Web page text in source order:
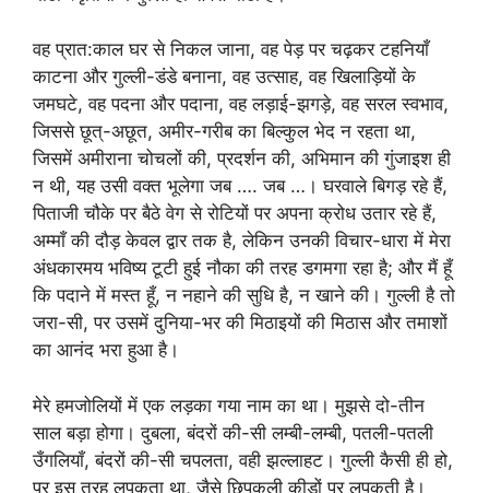
वह प्रात:काल घर से निकल जाना, वह पेड़ पर चढ़कर टहनियाँ
काटना और गुल्ली-डंडे बनाना, वह उत्साह, वह खिलाड़ियों के
जमघटे, वह पदना और पदाना, वह लड़ाई-झगड़े, वह सरल स्वभाव,
जिससे छूत्-अछूत, अमीर-गरीब का बिल्कुल भेद न रहता था,
जिसमें अमीराना चोचलों की, प्रदर्शन की, अभिमान की गुंजाइश ही
न थी, यह उसी वक्त भूलेगा जब …. जब …। घरवाले बिगड़ रहे हैं,
पिताजी चौके पर बैठे वेग से रोटियों पर अपना क्रोध उतार रहे हैं,
अम्माँ की दौड़ केवल द्वार तक है, लेकिन उनकी विचार-धारा में मेरा
अंधकारमय भविष्य टूटी हुई नौका की तरह डगमगा रहा है; और मैं हूँ
कि पदाने में मस्त हूँ, न नहाने की सुधि है, न खाने की। गुल्ली है तो
जरा-सी, पर उसमें दुनिया-भर की मिठाइयों की मिठास और तमाशों
का आनंद भरा हुआ है।
मेरे हमजोलियों में एक लड़का गया नाम का था। मुझसे दो-तीन
साल बड़ा होगा। दुबला, बंदरों की-सी लम्बी-लम्बी, पतली-पतली
उँगलियाँ, बंदरों की-सी चपलता, वही झल्लाहट। गुल्ली कैसी ही हो,
पर इस तरह लपकता था, जैसे छिपकली कीड़ों पर लपकती है।